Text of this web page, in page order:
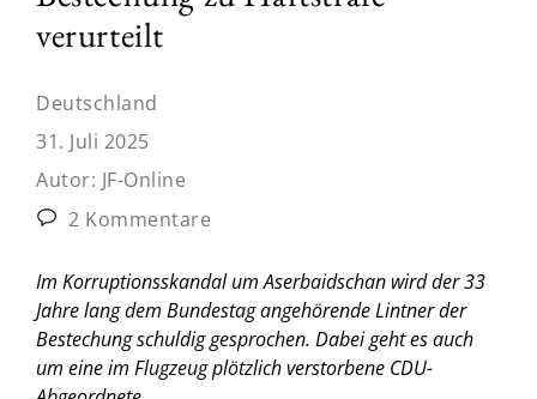
verurteilt
Deutschland
31. Juli 2025
Autor: JF-Online
2 Kommentare
Im Korruptionsskandal um Aserbaidschan wird der 33
Jahre lang dem Bundestag angehörende Lintner der
Bestechung schuldig gesprochen. Dabei geht es auch
um eine im Flugzeug plötzlich verstorbene CDU-